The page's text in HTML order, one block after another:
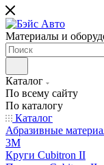
Материалы и
Каталог
По всему сайту
По каталогу
Каталог
Абразивные
3M
Круги Cubitron II